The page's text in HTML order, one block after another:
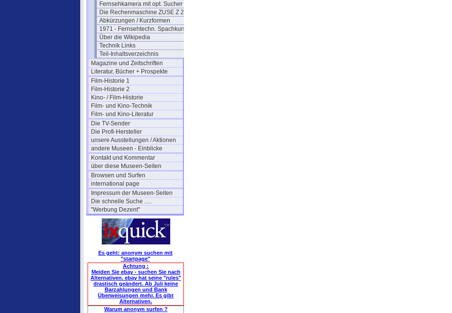
Fernsehkamera mit opt. Sucher
Die Rechenmaschine ZUSE Z 22
Abkürzungen / Kurzformen
1971 - Fernsehtechn. Spachkurs
Über die Wikipedia
Technik Links
Teil-Inhaltsverzeichnis
Magazine und Zeitschriften
Literatur, Bücher + Prospekte
Film-Historie 1
Film-Historie 2
Kino- / Film-Historie
Film- und Kino-Technik
Film- und Kino-Literatur
Die TV-Sender
Die Profi-Hersteller
unsere Ausstellungen / Aktionen
andere Museen - Einblicke
Kontakt und Kommentar
über diese Museen-Seiten
Browsen und Surfen
international page
Impressum der Museen-Seiten
Die schnelle Suche .....
"Werbung Dezent"
Es geht: anonym suchen mit
"startpage"
Achtung :
Meiden Sie ebay - suchen Sie nach
Alternativen. ebay hat seine "rules"
drastisch geändert. Ab Juli keine
Barzahlungen und Bank
Überweisungen mehr. Es gibt
Alternativen.
Warum anonym surfen ?